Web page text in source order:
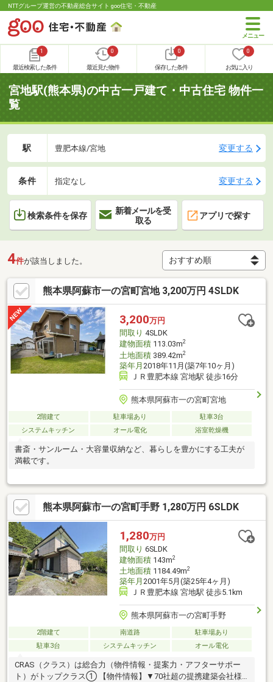
NTTグループ運営の不動産総合サイト goo住宅・不動産
1
最近検索した条件
0
最近見た物件
0
保存した条件
0
お気に入り
宮地駅(熊本県)の中古一戸建て・中古住宅 物件一
覧
駅 豊肥本線/宮地 変更する
条件 指定なし 変更する
検索条件を保存
新着メールを受
取る
アプリで探す
4件が該当しました。
熊本県阿蘇市一の宮町宮地 3,200万円 4SLDK
3,200万円
間取り 4SLDK
建物面積113.03m2
土地面積389.42m2
築年月 2018年11月(築7年10ヶ月)
ＪＲ豊肥本線 宮地駅 徒歩16分
熊本県阿蘇市一の宮町宮地
2階建て 駐車場あり
駐車3台
システムキッチン
オール電化 浴室乾燥機
書斎・サンルーム・大容量収納など、暮らしを豊かにする工夫が
満載です。
熊本県阿蘇市一の宮町手野 1,280万円 6SLDK
1,280万円
間取り 6SLDK
建物面積143m2
土地面積1184.49m2
築年月 2001年5月(築25年4ヶ月)
ＪＲ豊肥本線 宮地駅 徒歩5.1km
熊本県阿蘇市一の宮町手野
2階建て 南道路
駐車場あり
駐車3台
システムキッチン オール電化
CRAS（クラス）は総合力（物件情報・提案力・アフターサポー
ト）がトップクラス① 【物件情報】▼70社超の提携建築会社様